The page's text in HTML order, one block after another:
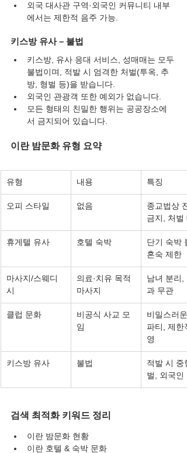
외국 대사관 구역·외국인 커뮤니티 내부
에서는 제한적 음주 가능.
키스방 유사 – 불법
키스방, 유사 응대 서비스, 성매매는 모두
불법이며, 적발 시 엄격한 처벌(투옥, 추
방, 형벌 등)을 받습니다.
외국인 관광객 또한 예외가 없습니다.
모든 형태의 친밀한 행위는 공공장소에
서 금지되어 있습니다.
이란 밤문화 유형 요약
유형 내용 특징
오피 스타일 없음
종교법상
금지, 처벌
휴게텔 유사 호텔 숙박
단기 숙박
혼숙 제한
마사지/스웨디
시
의료·치유 목적
마사지
남녀 분리,
과 무관
클럽 문화
비공식 사교 모
임
비밀스러운
파티, 제한
영
키스방 유사 불법
적발 시 중
벌, 외국인
검색 최적화 키워드 정리
이란 밤문화 현황
이란 호텔 & 숙박 문화